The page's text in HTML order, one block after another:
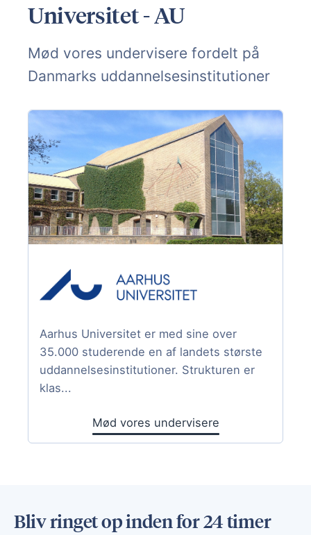
Universitet - AU
Mød vores undervisere fordelt på
Danmarks uddannelsesinstitutioner
Aarhus Universitet er med sine over
35.000 studerende en af landets største
uddannelsesinstitutioner. Strukturen er
klas...
Mød vores undervisere
Bliv ringet op inden for 24 timer